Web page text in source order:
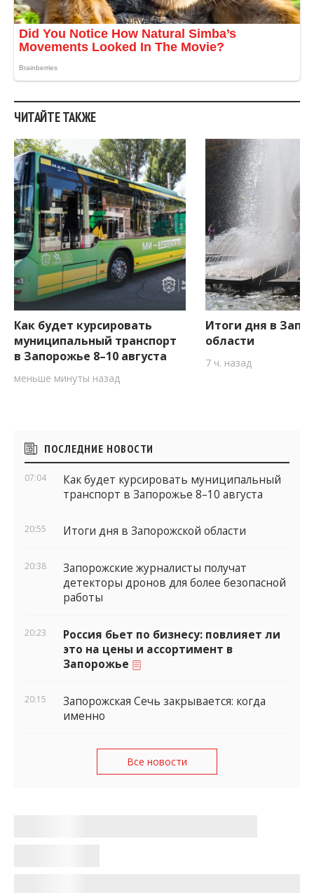
ЧИТАЙТЕ ТАКЖЕ
Как будет курсировать
муниципальный транспорт
в Запорожье 8–10 августа
меньше минуты назад
Итоги дня в
области
7 ч. назад
Боковые
виджеты
ПОСЛЕДНИЕ НОВОСТИ
07:04
Как будет курсировать муниципальный
транспорт в Запорожье 8–10 августа
20:55 Итоги дня в Запорожской области
20:38
Запорожские журналисты получат
детекторы дронов для более безопасной
работы
20:23
Россия бьет по бизнесу: повлияет ли
это на цены и ассортимент в
Запорожье
20:15
Запорожская Сечь закрывается: когда
именно
Все новости